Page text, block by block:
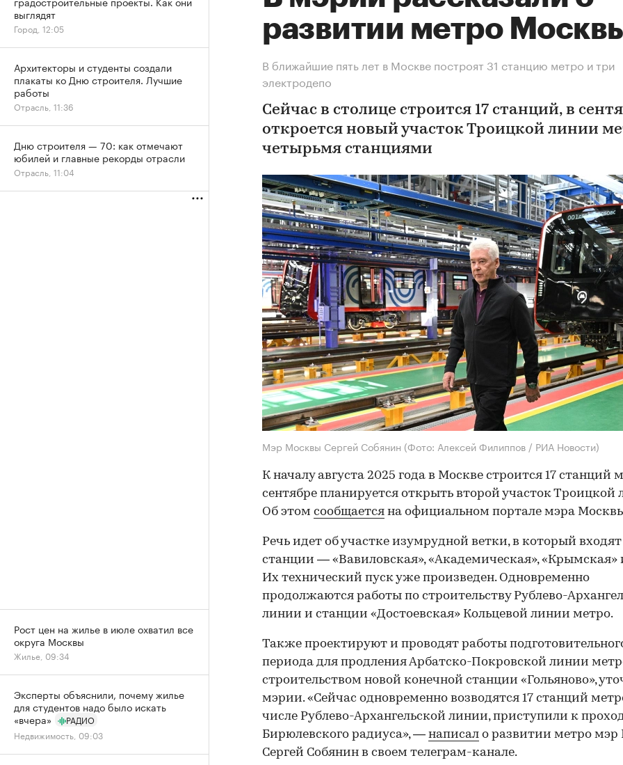
развитии метро
В ближайшие пять лет в Москве построят 31 станцию метро и три
электродепо
Сейчас в столице строится 17 станций, в
откроется новый участок Троицкой линии
четырьмя станциями
Мэр Москвы Сергей Собянин (Фото: Алексей Филиппов / РИА Новости)
К началу августа 2025 года в Москве строится 17 станций
сентябре планируется открыть второй участок Троицкой
Об этом сообщается на официальном портале мэра
Речь идет об участке изумрудной ветки, в который
станции — «Вавиловская», «Академическая», «Крымская»
Их технический пуск уже произведен. Одновременно
продолжаются работы по строительству Рублево-
линии и станции «Достоевская» Кольцевой линии метро.
Также проектируют и проводят работы
периода для продления Арбатско-Покровской линии
строительством новой конечной станции «Гольяново»,
мэрии. «Сейчас одновременно возводятся 17 станций
числе Рублево-Архангельской линии, приступили к
Бирюлевского радиуса», — написал о развитии метро
Сергей Собянин в своем телеграм-канале.
выглядят
Город, 12:05
Архитекторы и студенты создали
плакаты ко Дню строителя. Лучшие
работы
Отрасль, 11:36
Дню строителя — 70: как отмечают
юбилей и главные рекорды отрасли
Отрасль, 11:04
Рост цен на жилье в июле охватил все
округа Москвы
Жилье, 09:34
Эксперты объяснили, почему жилье
для студентов надо было искать
«вчера»
РАДИО
Недвижимость, 09:03